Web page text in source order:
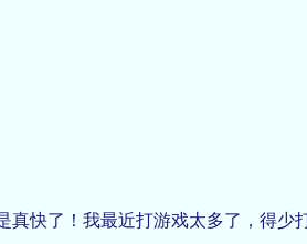
真快了！我最近打游戏太多了，得少